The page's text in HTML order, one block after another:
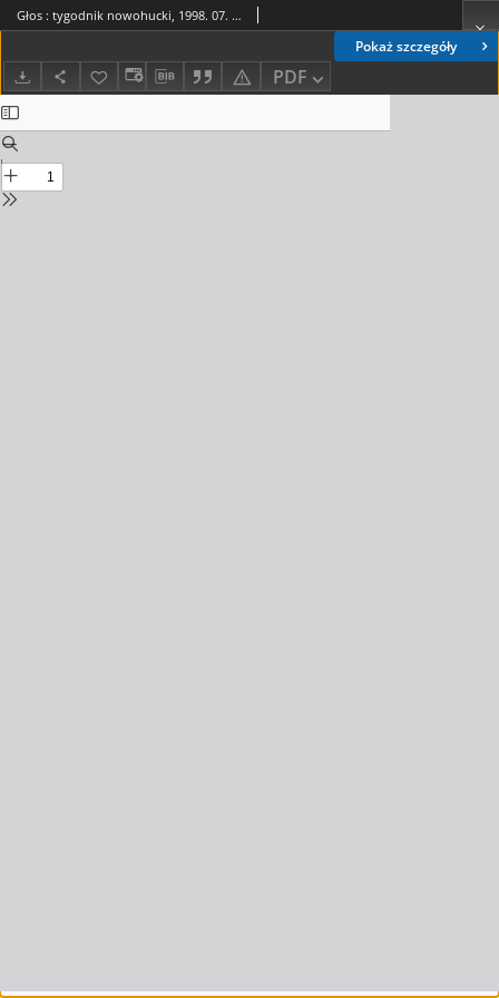
Pokaż szczegóły
PDF
Głos : tygodnik nowohucki, 1998. 07. 17, nr 29